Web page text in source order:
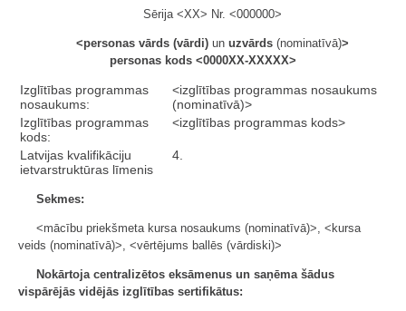
Sērija <XX> Nr. <000000>
<personas vārds (vārdi)un uzvārds(nominatīvā)>
personas kods <0000XX-XXXXX>
Izglītības programmas
nosaukums:
<izglītības programmas nosaukums
(nominatīvā)>
Izglītības programmas
kods:
<izglītības programmas kods>
Latvijas kvalifikāciju
ietvarstruktūras līmenis
4.
Sekmes:
<mācību priekšmeta kursa nosaukums (nominatīvā)>, <kursa
veids (nominatīvā)>, <vērtējums ballēs (vārdiski)>
Nokārtoja centralizētos eksāmenus un saņēma šādus
vispārējās vidējās izglītības sertifikātus: